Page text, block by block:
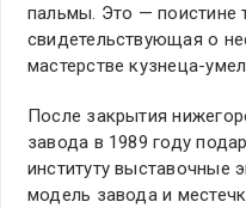
пальмы. Это — поистине
свидетельствующая о
мастерстве кузнеца-
После закрытия
завода в 1989 году
институту выставочные
модель завода и